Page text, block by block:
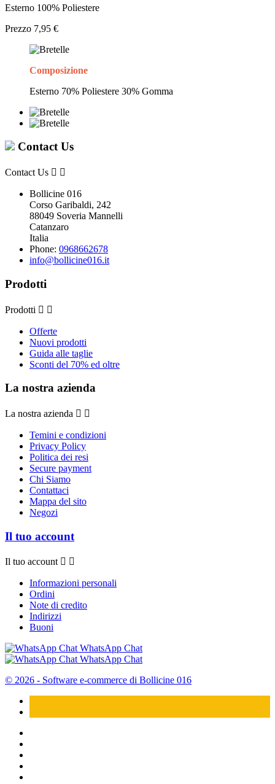
Esterno 100% Poliestere
Prezzo 7,95 €
Composizione
Esterno 70% Poliestere 30% Gomma
Contact Us
Contact Us  
Bollicine 016
Corso Garibaldi, 242
88049 Soveria Mannelli
Catanzaro
Italia
Phone: 0968662678
info@bollicine016.it
Prodotti
Prodotti  
Offerte
Nuovi prodotti
Guida alle taglie
Sconti del 70% ed oltre
La nostra azienda
La nostra azienda  
Temini e condizioni
Privacy Policy
Politica dei resi
Secure payment
Chi Siamo
Contattaci
Mappa del sito
Negozi
Il tuo account
Il tuo account  
Informazioni personali
Ordini
Note di credito
Indirizzi
Buoni
WhatsApp Chat
WhatsApp Chat
© 2026 - Software e-commerce di Bollicine 016